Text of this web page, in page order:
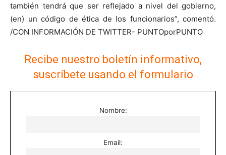
también tendrá que ser reflejado a nivel del gobierno,
(en) un código de ética de los funcionarios”, comentó.
/CON INFORMACIÓN DE TWITTER- PUNTOporPUNTO
Recibe nuestro boletín informativo,
suscríbete usando el formulario
Nombre:
Email: